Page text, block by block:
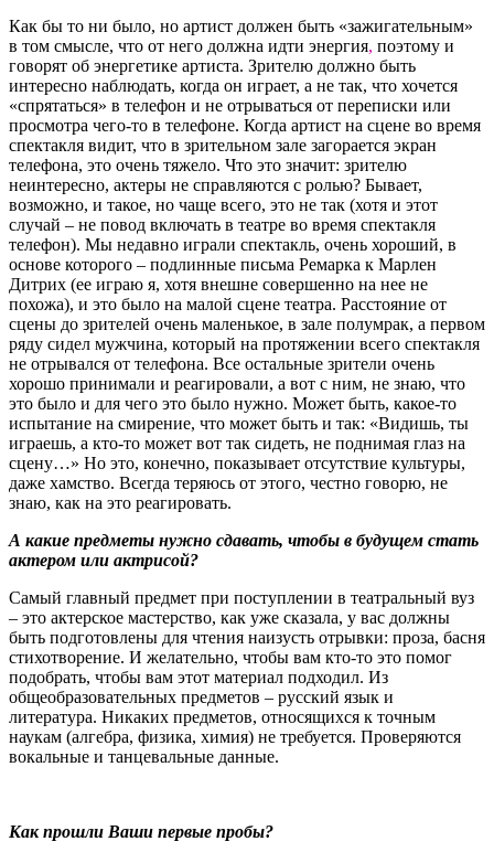
Как бы то ни было, но артист должен быть «зажигательным»
в том смысле, что от него должна идти энергия, поэтому и
говорят об энергетике артиста. Зрителю должно быть
интересно наблюдать, когда он играет, а не так, что хочется
«спрятаться» в телефон и не отрываться от переписки или
просмотра чего-то в телефоне. Когда артист на сцене во время
спектакля видит, что в зрительном зале загорается экран
телефона, это очень тяжело. Что это значит: зрителю
неинтересно, актеры не справляются с ролью? Бывает,
возможно, и такое, но чаще всего, это не так (хотя и этот
случай – не повод включать в театре во время спектакля
телефон). Мы недавно играли спектакль, очень хороший, в
основе которого – подлинные письма Ремарка к Марлен
Дитрих (ее играю я, хотя внешне совершенно на нее не
похожа), и это было на малой сцене театра. Расстояние от
сцены до зрителей очень маленькое, в зале полумрак, а первом
ряду сидел мужчина, который на протяжении всего спектакля
не отрывался от телефона. Все остальные зрители очень
хорошо принимали и реагировали, а вот с ним, не знаю, что
это было и для чего это было нужно. Может быть, какое-то
испытание на смирение, что может быть и так: «Видишь, ты
играешь, а кто-то может вот так сидеть, не поднимая глаз на
сцену…» Но это, конечно, показывает отсутствие культуры,
даже хамство. Всегда теряюсь от этого, честно говорю, не
знаю, как на это реагировать.
А какие предметы нужно сдавать, чтобы в будущем стать
актером или актрисой?
Самый главный предмет при поступлении в театральный вуз
– это актерское мастерство, как уже сказала, у вас должны
быть подготовлены для чтения наизусть отрывки: проза, басня
стихотворение. И желательно, чтобы вам кто-то это помог
подобрать, чтобы вам этот материал подходил. Из
общеобразовательных предметов – русский язык и
литература. Никаких предметов, относящихся к точным
наукам (алгебра, физика, химия) не требуется. Проверяются
вокальные и танцевальные данные.
Как прошли Ваши первые пробы?